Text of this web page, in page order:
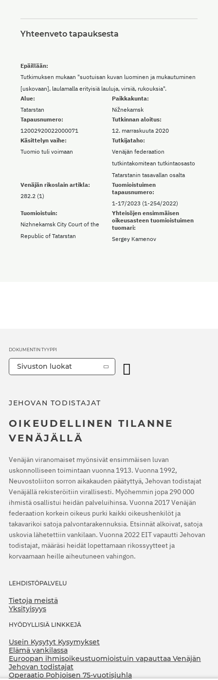
Yhteenveto tapauksesta
Alue:
Tatarstan
Paikkakunta:
Nižnekamsk
Epäillään:
Tutkimuksen mukaan "suotuisan kuvan luominen ja mukautuminen
[uskovaan], laulamalla erityisiä lauluja, virsiä, rukouksia".
Tapausnumero:
12002920022000071
Tutkinnan aloitus:
12. marraskuuta 2020
Käsittelyn vaihe:
Tuomio tuli voimaan
Tutkijataho:
Venäjän federaation
tutkintakomitean tutkintaosasto
Tatarstanin tasavallan osalta
Venäjän rikoslain artikla:
282.2 (1)
Tuomioistuimen
tapausnumero:
1-17/2023 (1-254/2022)
Tuomioistuin:
Nizhnekamsk City Court of the
Republic of Tatarstan
Yhteisöjen ensimmäisen
oikeusasteen tuomioistuimen
tuomari:
Sergey Kamenov
JEHOVAN TODISTAJAT
OIKEUDELLINEN TILANNE
VENÄJÄLLÄ
Venäjän viranomaiset myönsivät ensimmäisen luvan
uskonnolliseen toimintaan vuonna 1913. Vuonna 1992,
Neuvostoliiton sorron aikakauden päätyttyä, Jehovan todistajat
Venäjällä rekisteröitiin virallisesti. Myöhemmin jopa 290 000
ihmistä osallistui heidän palveluihinsa. Vuonna 2017 Venäjän
federaation korkein oikeus purki kaikki oikeushenkilöt ja
takavarikoi satoja palvontarakennuksia. Etsinnät alkoivat, satoja
uskovia lähetettiin vankilaan. Vuonna 2022 EIT vapautti Jehovan
todistajat, määräsi heidät lopettamaan rikossyytteet ja
korvaamaan heille aiheutuneen vahingon.
LEHDISTÖPALVELU
Tietoja meistä
Yksityisyys
HYÖDYLLISIÄ LINKKEJÄ
Usein Kysytyt Kysymykset
Elämä vankilassa
Euroopan ihmisoikeustuomioistuin vapauttaa Venäjän
Jehovan todistajat
Operaatio Pohjoisen 75-vuotisjuhla
DOKUMENTIN TYYPPI
Sivuston luokat